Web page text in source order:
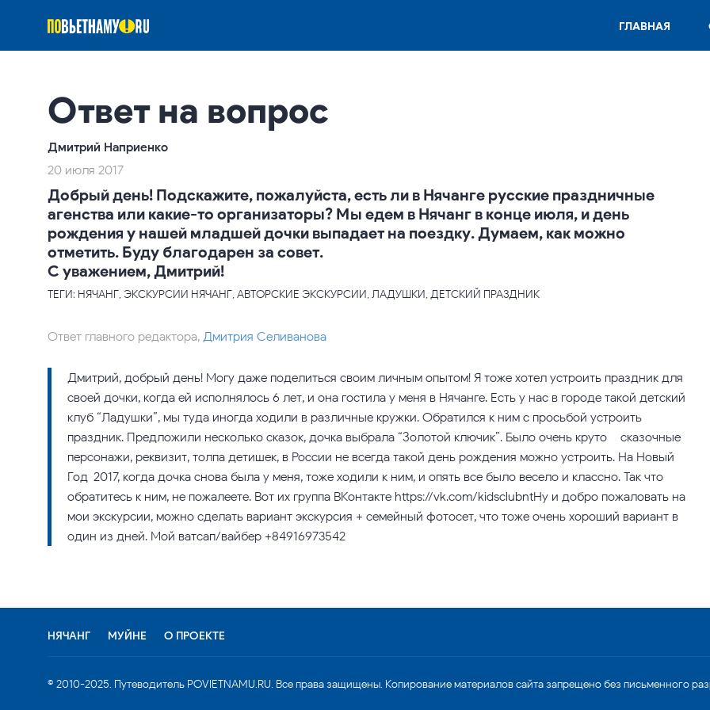
ГЛАВНАЯ
Ответ на вопрос
Дмитрий Наприенко
20 июля 2017
Добрый день! Подскажите, пожалуйста, есть ли в Нячанге русские праздничные
агенства или какие-то организаторы? Мы едем в Нячанг в конце июля, и день
рождения у нашей младшей дочки выпадает на поездку. Думаем, как можно
отметить. Буду благодарен за совет.
С уважением, Дмитрий!
ТЕГИ: НЯЧАНГ, ЭКСКУРСИИ НЯЧАНГ, АВТОРСКИЕ ЭКСКУРСИИ, ЛАДУШКИ, ДЕТСКИЙ ПРАЗДНИК
Ответ главного редактора, Дмитрия Селиванова
Дмитрий, добрый день! Могу даже поделиться своим личным опытом! Я тоже хотел устроить праздник для
своей дочки, когда ей исполнялось 6 лет, и она гостила у меня в Нячанге. Есть у нас в городе такой детский
клуб “Ладушки”, мы туда иногда ходили в различные кружки. Обратился к ним с просьбой устроить
праздник. Предложили несколько сказок, дочка выбрала “Золотой ключик”. Было очень круто – сказочные
персонажи, реквизит, толпа детишек, в России не всегда такой день рождения можно устроить. На Новый
Год-2017, когда дочка снова была у меня, тоже ходили к ним, и опять все было весело и классно. Так что
обратитесь к ним, не пожалеете. Вот их группа ВКонтакте https://vk.com/kidsclubntНу и добро пожаловать на
мои экскурсии, можно сделать вариант экскурсия + семейный фотосет, что тоже очень хороший вариант в
один из дней. Мой ватсап/вайбер +84916973542
НЯЧАНГ МУЙНЕ О ПРОЕКТЕ
© 2010-2025. Путеводитель POVIETNAMU.RU. Все права защищены. Копирование материалов сайта запрещено без письменного